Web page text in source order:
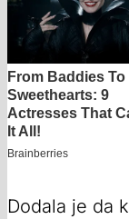
Dodala je da